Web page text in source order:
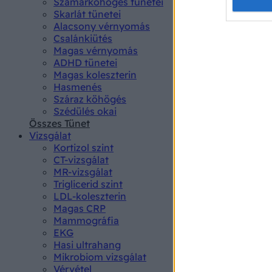
Skarlát tünetei
Alacsony vérnyomás
Csalánkiütés
Magas vérnyomás
ADHD tünetei
Magas koleszterin
Hasmenés
Száraz köhögés
Szédülés okai
Összes Tünet
Vizsgálat
Kortizol szint
CT-vizsgálat
MR-vizsgálat
Triglicerid szint
LDL-koleszterin
Magas CRP
Mammográfia
EKG
Hasi ultrahang
Mikrobiom vizsgálat
Vérvétel